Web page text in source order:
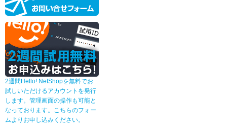
2週間Hello! NetShopを無料でお
試しいただけるアカウントを発行
します。管理画面の操作も可能と
なっております。こちらのフォー
ムよりお申し込みください。